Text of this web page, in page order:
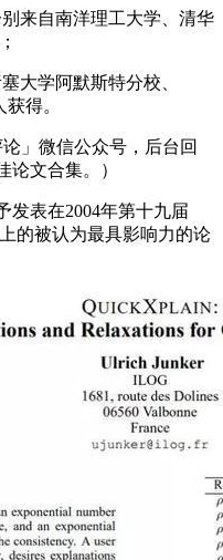
来自南洋理工大学、清华
学阿默斯特分校、
获得。
」微信公众号，后台回
文合集。）
表在2004年第十九届
的被认为最具影响力的论